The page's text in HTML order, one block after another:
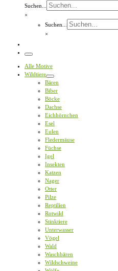
Suchen...
×
Suchen...
×
Menü
Alle Motive
Wildtiere
Bären
Biber
Böcke
Dachse
Eichhörnchen
Esel
Eulen
Fledermäuse
Füchse
Igel
Insekten
Katzen
Nager
Otter
Pilze
Reptilien
Rotwild
Stinktiere
Unterwasser
Vögel
Wald
Waschbären
Wildschweine